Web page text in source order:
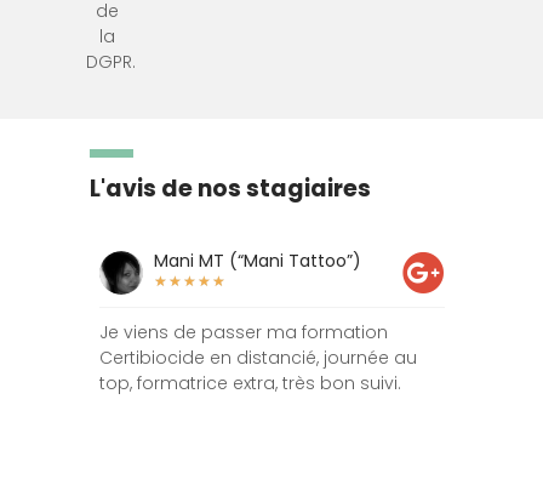
de
la
DGPR.
L'avis de nos stagiaires
Mani MT (“Mani Tattoo”)
★ ★ ★ ★ ★
Je viens de passer ma formation
Certibiocide en distancié, journée au
top, formatrice extra, très bon suivi.